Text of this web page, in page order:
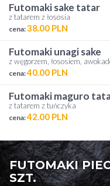
futomaki sake tatar
z tatarem z łososia
cena:38.00 PLN
futomaki unagi sake
z węgorzem, łososiem,
cena:40.00 PLN
futomaki maguro
z tatarem z tuńczyka
cena:42.00 PLN
FUTOMAKI
SZT.